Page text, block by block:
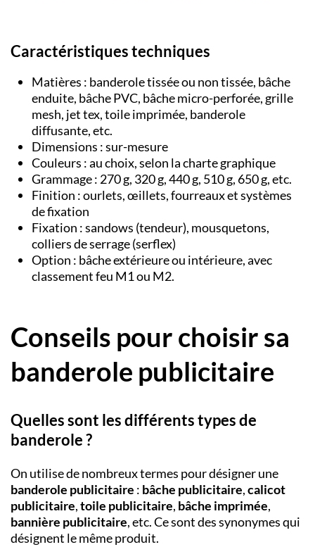
Caractéristiques techniques
Matières : banderole tissée ou non tissée, bâche
enduite, bâche PVC, bâche micro-perforée, grille
mesh, jet tex, toile imprimée, banderole
diffusante, etc.
Dimensions : sur-mesure
Couleurs : au choix, selon la charte graphique
Grammage : 270 g, 320 g, 440 g, 510 g, 650 g, etc.
Finition : ourlets, œillets, fourreaux et systèmes
de fixation
Fixation : sandows (tendeur), mousquetons,
colliers de serrage (serflex)
Option : bâche extérieure ou intérieure, avec
classement feu M1 ou M2.
Conseils pour choisir sa
banderole publicitaire
Quelles sont les différents types de
banderole ?
On utilise de nombreux termes pour désigner une
banderole publicitaire : bâche publicitaire,calicot
publicitaire,toile publicitaire, bâche imprimée,
bannière publicitaire, etc. Ce sont des synonymes qui
désignent le même produit.